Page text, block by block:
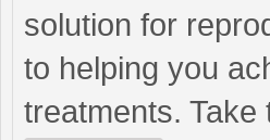
solution for
to helping you
treatments.